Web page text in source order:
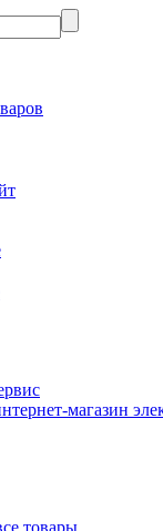
магазин
товары